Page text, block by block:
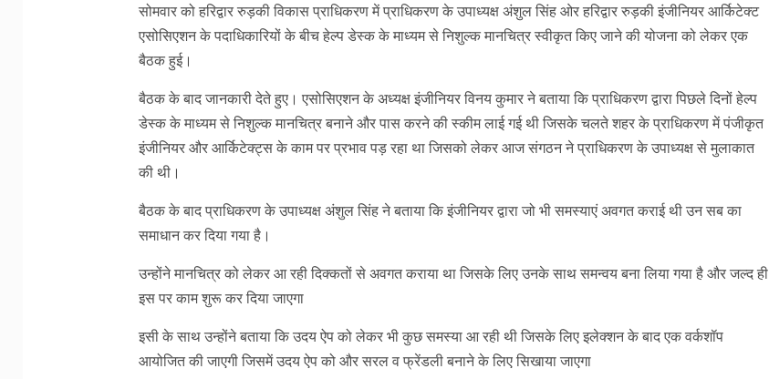
सोमवार को हरिद्वार रुड़की विकास प्राधिकरण में प्राधिकरण के उपाध्यक्ष अंशुल सिंह ओर हरिद्वार रुड़की इंजीनियर आर्किटेक्ट
एसोसिएशन के पदाधिकारियों के बीच हेल्प डेस्क के माध्यम से निशुल्क मानचित्र स्वीकृत किए जाने की योजना को लेकर एक
बैठक हुई।
बैठक के बाद जानकारी देते हुए। एसोसिएशन के अध्यक्ष इंजीनियर विनय कुमार ने बताया कि प्राधिकरण द्वारा पिछले दिनों हेल्प
डेस्क के माध्यम से निशुल्क मानचित्र बनाने और पास करने की स्कीम लाई गई थी जिसके चलते शहर के प्राधिकरण में पंजीकृत
इंजीनियर और आर्किटेक्ट्स के काम पर प्रभाव पड़ रहा था जिसको लेकर आज संगठन ने प्राधिकरण के उपाध्यक्ष से मुलाकात
की थी।
बैठक के बाद प्राधिकरण के उपाध्यक्ष अंशुल सिंह ने बताया कि इंजीनियर द्वारा जो भी समस्याएं अवगत कराई थी उन सब का
समाधान कर दिया गया है।
उन्होंने मानचित्र को लेकर आ रही दिक्कतों से अवगत कराया था जिसके लिए उनके साथ समन्वय बना लिया गया है और जल्द ही
इस पर काम शुरू कर दिया जाएगा
इसी के साथ उन्होंने बताया कि उदय ऐप को लेकर भी कुछ समस्या आ रही थी जिसके लिए इलेक्शन के बाद एक वर्कशॉप
आयोजित की जाएगी जिसमें उदय ऐप को और सरल व फ्रेंडली बनाने के लिए सिखाया जाएगा